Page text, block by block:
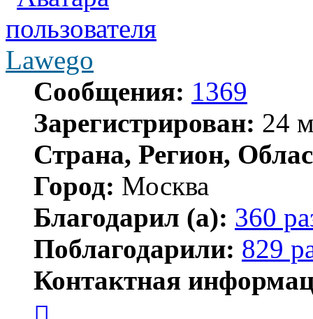
Lawego
Сообщения: 1369
Зарегистрирован: 24
Страна, Регион,
Город: Москва
Благодарил (а): 360
Поблагодарили: 829
Контактная